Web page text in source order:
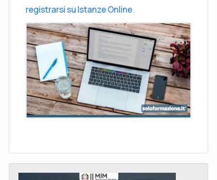
registrarsi su Istanze Online